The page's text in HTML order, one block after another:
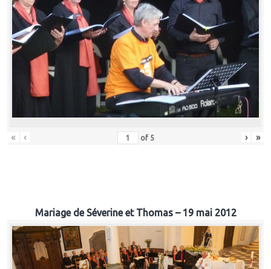
« ‹ of 5 › »
Mariage de Séverine et Thomas – 19 mai 2012